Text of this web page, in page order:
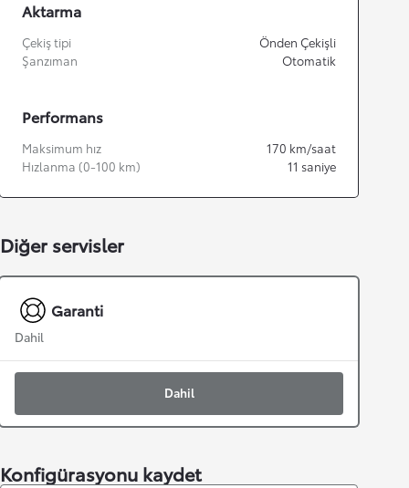
Aktarma
Çekiş tipi
Önden Çekişli
Şanzıman
Otomatik
Performans
Maksimum hız 170 km/saat
Hızlanma (0-100 km)
11 saniye
Diğer servisler
Garanti
Dahil
Dahil
Konfigürasyonu kaydet